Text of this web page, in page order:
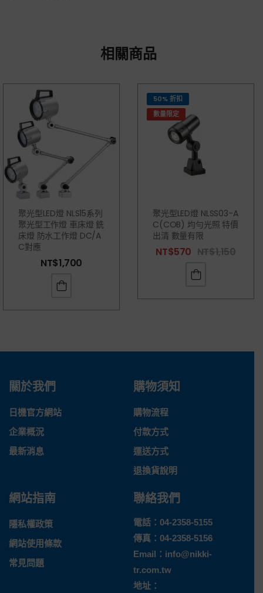
相關商品
聚光型LED燈 NLS15系列
聚光型工作燈 車床燈 銑
床燈 防水工作燈 DC/A
C對應
NT$1,700
50% 折扣
數量限定
聚光型LED燈 NLSS03-A
C(COB) 均勻光照 特價
出清 數量有限
NT$570 NT$1,150
關於我們
日機官方網站
企業概況
最新消息
購物須知
購物流程
付款方式
運送方式
退換貨說明
網站指南
隱私權政策
網站使用條款
常見問題
聯絡我們
電話： 04-2358-5155
傳真：04-2358-5156
Email： info@nikki-
tr.com.tw
地址：